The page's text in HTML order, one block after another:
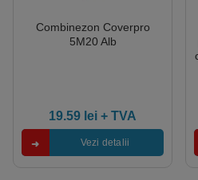
Combinezon Coverpro
5M20 Alb
19.59 lei + TVA
Vezi detalii